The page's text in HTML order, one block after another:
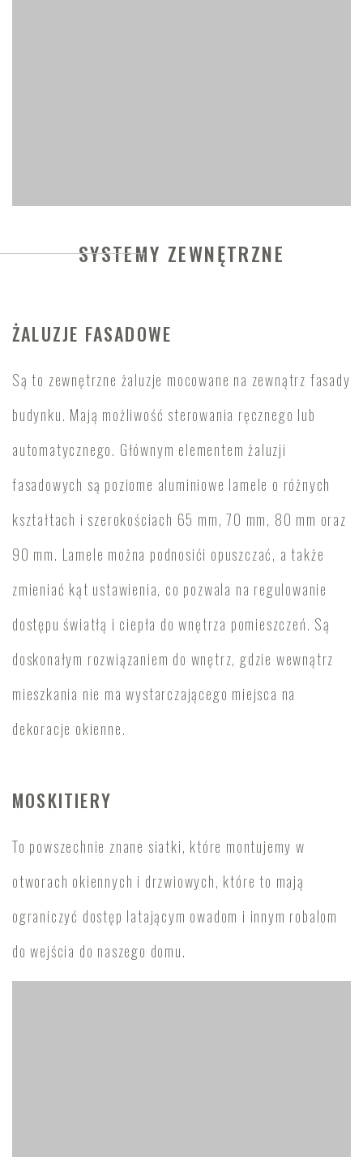
SYSTEMY ZEWNĘTRZNE
ŻALUZJE FASADOWE
Są to zewnętrzne żaluzje mocowane na zewnątrz fasady
budynku. Mają możliwość sterowania ręcznego lub
automatycznego. Głównym elementem żaluzji
fasadowych są poziome aluminiowe lamele o różnych
kształtach i szerokościach 65 mm, 70 mm, 80 mm oraz
90 mm. Lamele można podnosići opuszczać, a także
zmieniać kąt ustawienia, co pozwala na regulowanie
dostępu światłą i ciepła do wnętrza pomieszczeń. Są
doskonałym rozwiązaniem do wnętrz, gdzie wewnątrz
mieszkania nie ma wystarczającego miejsca na
dekoracje okienne.
MOSKITIERY
To powszechnie znane siatki, które montujemy w
otworach okiennych i drzwiowych, które to mają
ograniczyć dostęp latającym owadom i innym robalom
do wejścia do naszego domu.